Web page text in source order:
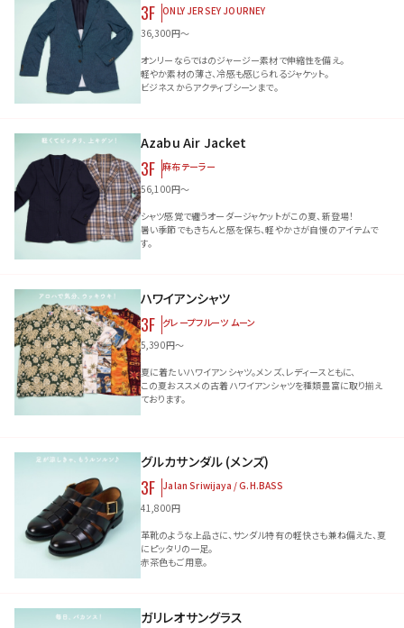
3F ONLY JERSEY JOURNEY
36,300円～
オンリーならではのジャージー素材で伸縮性を備え。
軽やか素材の薄さ、冷感も感じられるジャケット。
ビジネスからアクティブシーンまで。
Azabu Air Jacket
3F 麻布テーラー
56,100円～
シャツ感覚で纏うオーダージャケットがこの夏、新登場！
暑い季節でもきちんと感を保ち、軽やかさが自慢のアイテムで
す。
ハワイアンシャツ
3F グレープフルーツ ムーン
5,390円～
夏に着たいハワイアンシャツ。メンズ、レディースともに、
この夏おススメの古着ハワイアンシャツを種類豊富に取り揃え
ております。
グルカサンダル (メンズ)
3F Jalan Sriwijaya / G.H.BASS
41,800円
革靴のような上品さに、サンダル特有の軽快さも兼ね備えた、夏
にピッタリの一足。
赤茶色もご用意。
ガリレオサングラス